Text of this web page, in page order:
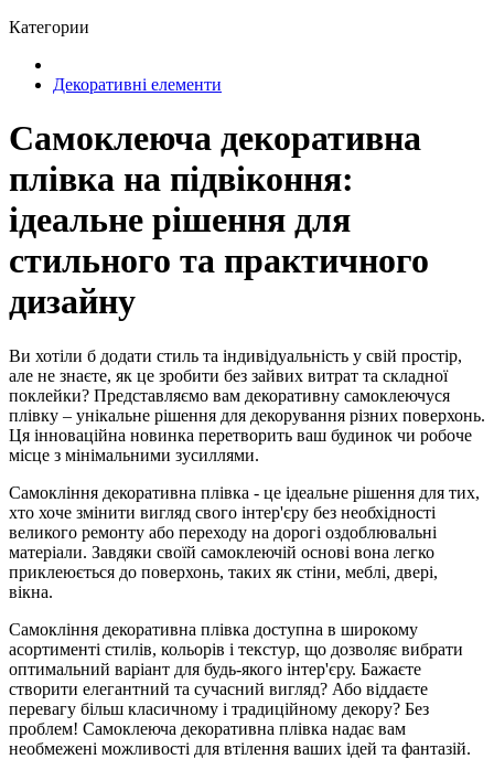
Категории
Декоративні елементи
Самоклеюча декоративна
плівка на підвіконня:
ідеальне рішення для
стильного та практичного
дизайну
Ви хотіли б додати стиль та індивідуальність у свій простір,
але не знаєте, як це зробити без зайвих витрат та складної
поклейки? Представляємо вам декоративну самоклеючуся
плівку – унікальне рішення для декорування різних поверхонь.
Ця інноваційна новинка перетворить ваш будинок чи робоче
місце з мінімальними зусиллями.
Самокління декоративна плівка - це ідеальне рішення для тих,
хто хоче змінити вигляд свого інтер'єру без необхідності
великого ремонту або переходу на дорогі оздоблювальні
матеріали. Завдяки своїй самоклеючій основі вона легко
приклеюється до поверхонь, таких як стіни, меблі, двері,
вікна.
Самокління декоративна плівка доступна в широкому
асортименті стилів, кольорів і текстур, що дозволяє вибрати
оптимальний варіант для будь-якого інтер'єру. Бажаєте
створити елегантний та сучасний вигляд? Або віддаєте
перевагу більш класичному і традиційному декору? Без
проблем! Самоклеюча декоративна плівка надає вам
необмежені можливості для втілення ваших ідей та фантазій.